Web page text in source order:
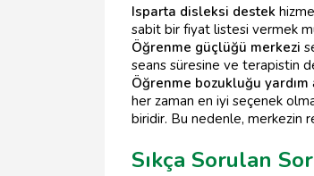
Isparta disleksi destek
sabit bir fiyat listesi vermek
Öğrenme güçlüğü merkezi
seans süresine ve terapistin
Öğrenme bozukluğu yardım
her zaman en iyi seçenek
biridir. Bu nedenle, merkezin
Sıkça Sorulan